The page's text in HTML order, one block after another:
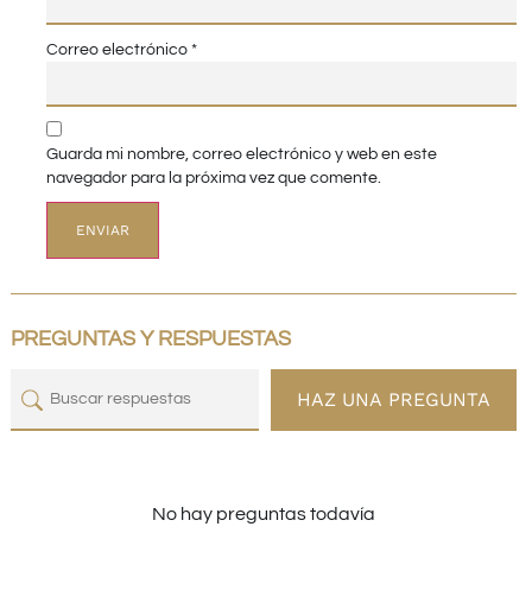
Correo electrónico *
Guarda mi nombre, correo electrónico y web en este
navegador para la próxima vez que comente.
PREGUNTAS Y RESPUESTAS
HAZ UNA PREGUNTA
No hay preguntas todavía